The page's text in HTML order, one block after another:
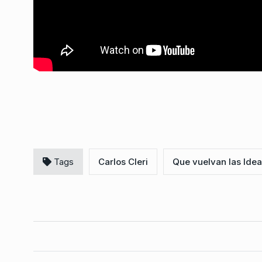
Tags Carlos Cleri Que vuelvan las
7
CABALLERO DE DÍA